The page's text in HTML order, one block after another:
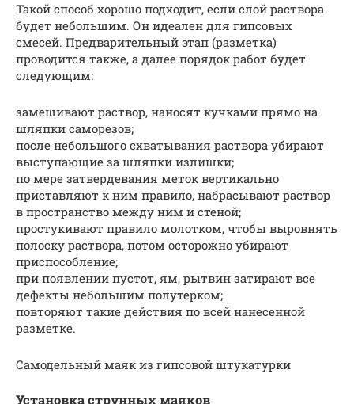
Такой способ хорошо подходит, если слой раствора
будет небольшим. Он идеален для гипсовых
смесей. Предварительный этап (разметка)
проводится также, а далее порядок работ будет
следующим:
замешивают раствор, наносят кучками прямо на
шляпки саморезов;
после небольшого схватывания раствора убирают
выступающие за шляпки излишки;
по мере затвердевания меток вертикально
приставляют к ним правило, набрасывают раствор
в пространство между ним и стеной;
простукивают правило молотком, чтобы выровнять
полоску раствора, потом осторожно убирают
приспособление;
при появлении пустот, ям, рытвин затирают все
дефекты небольшим полутерком;
повторяют такие действия по всей нанесенной
разметке.
Самодельный маяк из гипсовой штукатурки
Установка струнных маяков